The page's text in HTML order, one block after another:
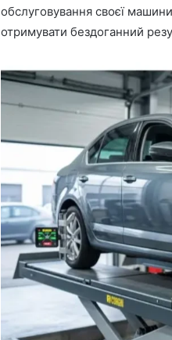
обслуговування своєї
отримувати бездоганний